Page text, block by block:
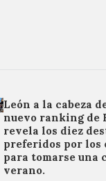
León a la cabeza
nuevo ranking de
revela los diez
preferidos por los
para tomarse una
verano.